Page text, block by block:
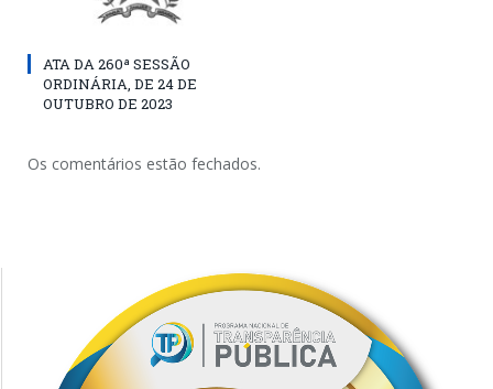
ATA DA 260ª SESSÃO
ORDINÁRIA, DE 24 DE
OUTUBRO DE 2023
Os comentários estão fechados.